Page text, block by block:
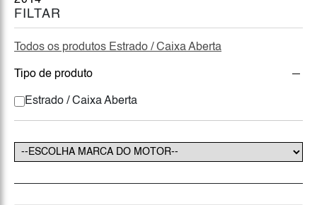
FILTAR
Todos os produtos Estrado / Caixa Aberta
Tipo de produto
Estrado / Caixa Aberta